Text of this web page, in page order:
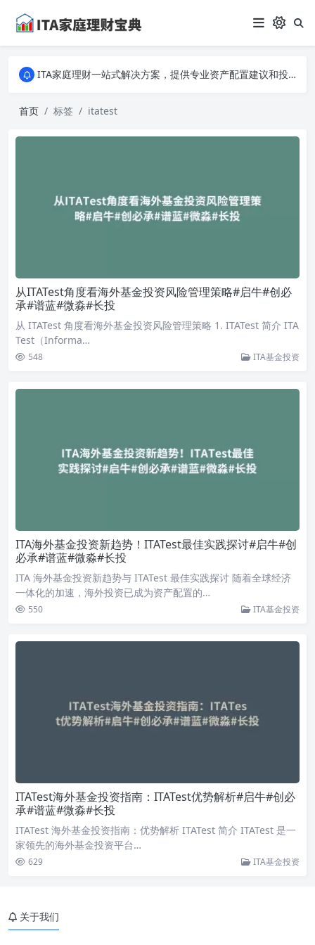
ITA家庭理财一站式解决方案，提供专业资产配置建议和投资策略分析。从入门到专家，全面掌握家庭财务规划的秘诀，让您的财富稳健增长！
ITA家庭理财一站式解决方案，提供专业资产配置建议和投资策略分析。从入门到专家，全面掌握家庭财务规划的秘诀，让您的财富稳健增长！
首页 标签 itatest
从ITATest角度看海外基金投资风险管理策略#启牛#创必
承#谱蓝#微淼#长投
从 ITATest 角度看海外基金投资风险管理策略 1. ITATest 简介 ITA
Test（Informa…
548 ITA基金投资
ITA海外基金投资新趋势！ITATest最佳实践探讨#启牛#创
必承#谱蓝#微淼#长投
ITA 海外基金投资新趋势与 ITATest 最佳实践探讨 随着全球经济
一体化的加速，海外投资已成为资产配置的…
550 ITA基金投资
ITATest海外基金投资指南：ITATest优势解析#启牛#创必
承#谱蓝#微淼#长投
ITATest 海外基金投资指南：优势解析 ITATest 简介 ITATest 是一
家领先的海外基金投资平台…
629 ITA基金投资
关于我们